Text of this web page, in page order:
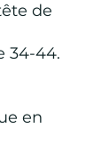
de
34-44.
en